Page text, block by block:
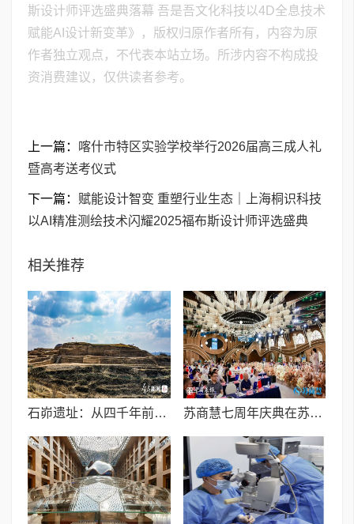
斯设计师评选盛典落幕 吾是吾文化科技以4D全息技术
赋能AI设计新变革》，版权归原作者所有，内容为原
作者独立观点，不代表本站立场。所涉内容不构成投
资消费建议，仅供读者参考。
上一篇：
喀什市特区实验学校举行2026届高三成人礼
暨高考送考仪式
下一篇： 赋能设计智变 重塑行业生态｜上海桐识科技
以AI精准测绘技术闪耀2025福布斯设计师评选盛典
相关推荐
石峁遗址：从四千年前中国北方区域政体中心看“何以中国” 苏商慧七周年庆典在苏州隆重举行 七大联创共启发展新篇章